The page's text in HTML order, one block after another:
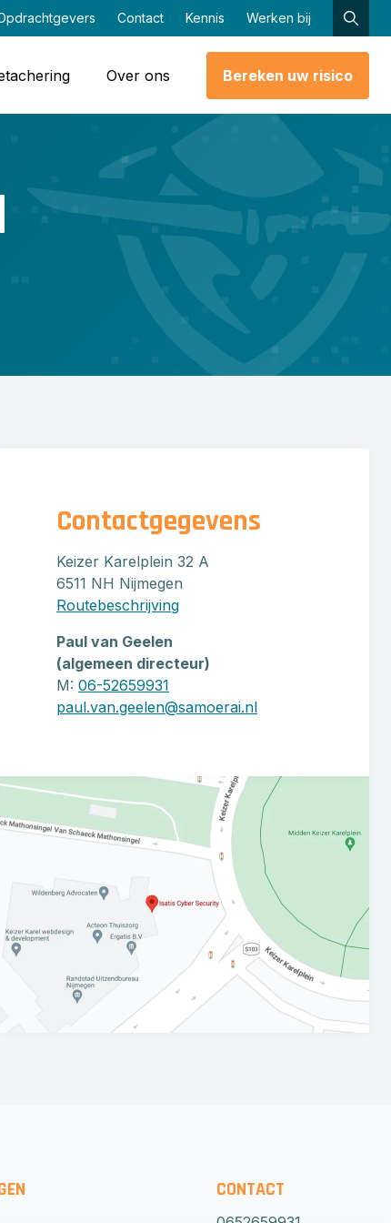
Contact Kennis Werken bij
Over ons Bereken uw risico
Contactgegevens
Keizer Karelplein 32 A
6511 NH Nijmegen
Routebeschrijving
Paul van Geelen
(algemeen directeur)
M: 06-52659931
paul.van.geelen@samoerai.nl
CONTACT